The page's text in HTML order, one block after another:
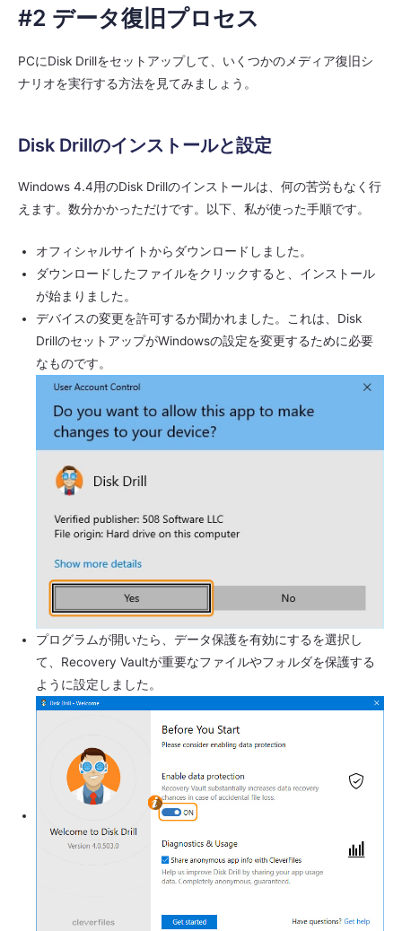
#2 データ復旧プロセス
PCにDisk Drillをセットアップして、いくつかのメディア復旧シ
ナリオを実行する方法を見てみましょう。
Disk Drillのインストールと設定
Windows 4.4用のDisk Drillのインストールは、何の苦労もなく行
えます。数分かかっただけです。以下、私が使った手順です。
オフィシャルサイトからダウンロードしました。
ダウンロードしたファイルをクリックすると、インストール
が始まりました。
デバイスの変更を許可するか聞かれました。これは、Disk
DrillのセットアップがWindowsの設定を変更するために必要
なものです。
プログラムが開いたら、データ保護を有効にするを選択し
て、Recovery Vaultが重要なファイルやフォルダを保護する
ように設定しました。